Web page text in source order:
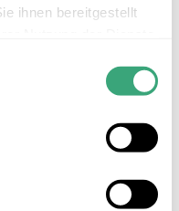
ihnen bereitgestellt
um
und erhöht die
kommen